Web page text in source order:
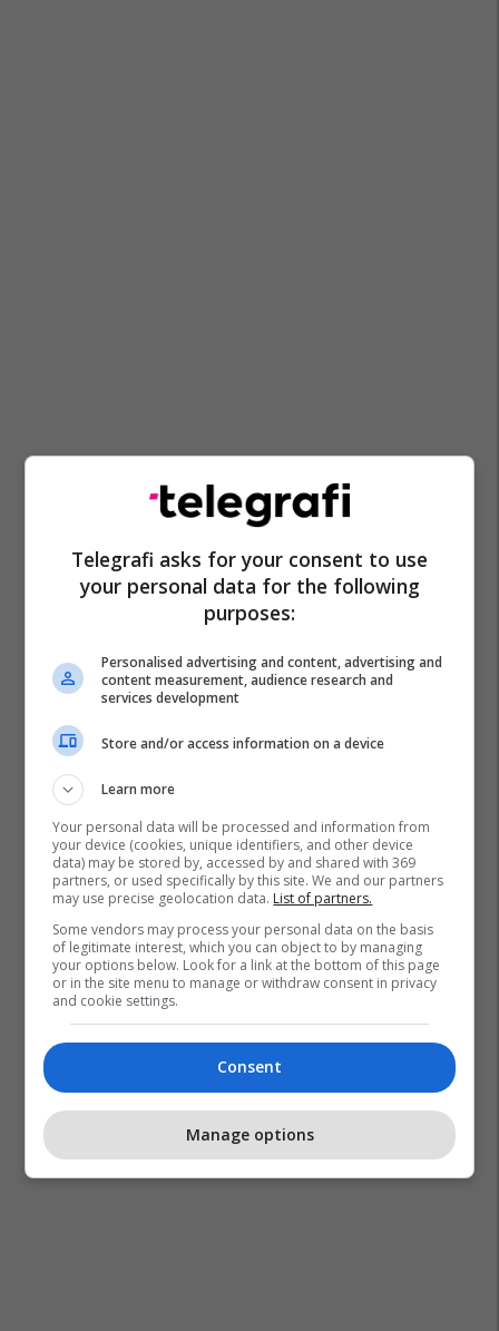
Telegrafi asks for your consent to use
your personal data for the following
purposes:
Personalised advertising and content, advertising and
content measurement, audience research and
services development
Store and/or access information on a device
Learn more
Your personal data will be processed and information from
your device (cookies, unique identifiers, and other device
data) may be stored by, accessed by and shared with 369
partners, or used specifically by this site. We and our partners
may use precise geolocation data. List of partners.
Some vendors may process your personal data on the basis
of legitimate interest, which you can object to by managing
your options below. Look for a link at the bottom of this page
or in the site menu to manage or withdraw consent in privacy
and cookie settings.
Consent
Manage options